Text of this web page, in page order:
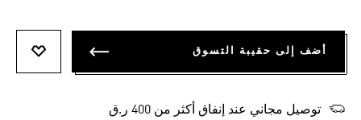
أضف إلى حقيبة التسوق
توصيل مجاني عند إنفاق أكثر من 400 ر.ق